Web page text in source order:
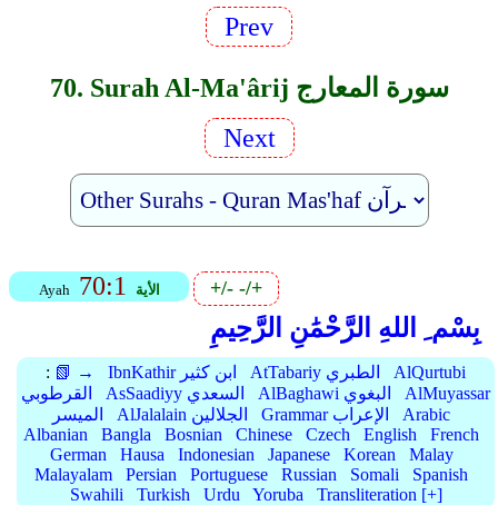
Prev
70. Surah Al-Ma'ârij سورة المعارج
Next
Ayah 70:1 الأية +/--/+
بِسْم ِ اللهِ الرَّحْمَٰنِ الرَّحِيمِ
: 📗 → IbnKathir ابن كثير AtTabariy الطبري
AlQurtubi
القرطوبي
AsSaadiyy السعدي AlBaghawi البغوي
AlMuyassar
الميسر
AlJalalain الجلالين Grammar الإعراب
Arabic
Albanian
Bangla Bosnian Chinese Czech English
French
German
Hausa Indonesian Japanese Korean
Malay
Malayalam
Persian Portuguese Russian Somali
Spanish
Swahili
Turkish Urdu Yoruba Transliteration [+]